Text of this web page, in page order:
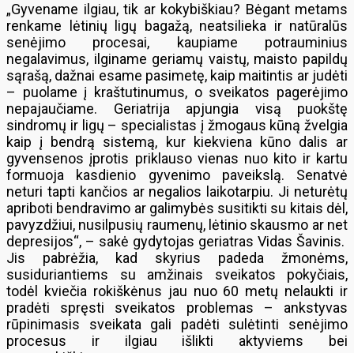
„Gyvename ilgiau, tik ar kokybiškiau? Bėgant metams
renkame lėtinių ligų bagažą, neatsilieka ir natūralūs
senėjimo procesai, kaupiame potrauminius
negalavimus, ilginame geriamų vaistų, maisto papildų
sąrašą, dažnai esame pasimetę, kaip maitintis ar judėti
– puolame į kraštutinumus, o sveikatos pagerėjimo
nepajaučiame. Geriatrija apjungia visą puokštę
sindromų ir ligų – specialistas į žmogaus kūną žvelgia
kaip į bendrą sistemą, kur kiekviena kūno dalis ar
gyvensenos įprotis priklauso vienas nuo kito ir kartu
formuoja kasdienio gyvenimo paveikslą. Senatvė
neturi tapti kančios ar negalios laikotarpiu. Ji neturėtų
apriboti bendravimo ar galimybės susitikti su kitais dėl,
pavyzdžiui, nusilpusių raumenų, lėtinio skausmo ar net
depresijos“, – sakė gydytojas geriatras Vidas Šavinis.
Jis pabrėžia, kad skyrius padeda žmonėms,
susiduriantiems su amžinais sveikatos pokyčiais,
todėl kviečia rokiškėnus jau nuo 60 metų nelaukti ir
pradėti spręsti sveikatos problemas – ankstyvas
rūpinimasis sveikata gali padėti sulėtinti senėjimo
procesus ir ilgiau išlikti aktyviems bei